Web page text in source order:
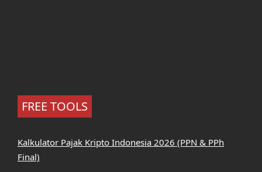
FREE TOOLS
Kalkulator Pajak Kripto Indonesia 2026 (PPN & PPh
Final)